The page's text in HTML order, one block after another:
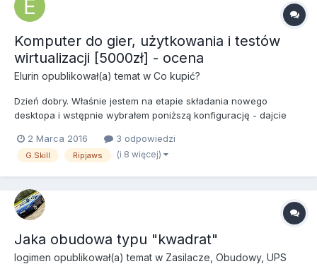
Komputer do gier, użytkowania i testów
wirtualizacji [5000zł] - ocena
Elurin opublikował(a) temat w Co kupić?
Dzień dobry. Właśnie jestem na etapie składania nowego
desktopa i wstępnie wybrałem poniższą konfigurację - dajcie
uwagi, coś byście zmienili? Komputer będzie używany do grania,
normalnego użytkowania, w testach wirtualizacji (VMware, ESX,
2 Marca 2016 3 odpowiedzi
G.Skill Ripjaws (i 8 więcej)
Jaka obudowa typu "kwadrat"
logimen opublikował(a) temat w Zasilacze, Obudowy, UPS